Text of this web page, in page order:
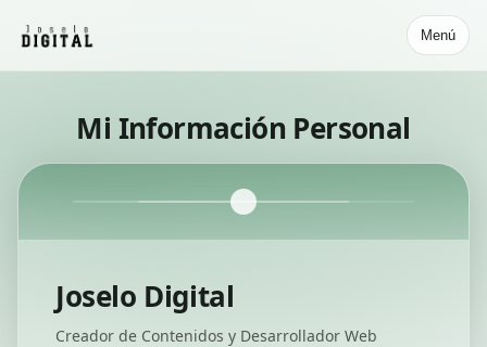
Menú
Mi Información Personal
Joselo Digital
Creador de Contenidos y Desarrollador Web